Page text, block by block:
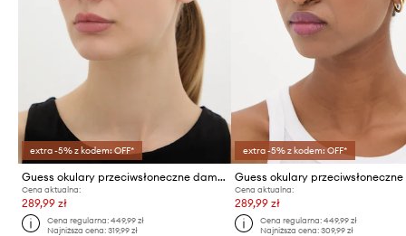
extra -5% z kodem: OFF*
Guess okulary przeciwsłoneczne damskie
Cena aktualna:
289,99 zł
Cena regularna:449,99 zł
Najniższa cena:319,99 zł
extra -5% z kodem: OFF*
Guess okulary przeciwsłoneczne
Cena aktualna:
289,99 zł
Cena regularna: 449,99 zł
Najniższa cena: 309,99 zł